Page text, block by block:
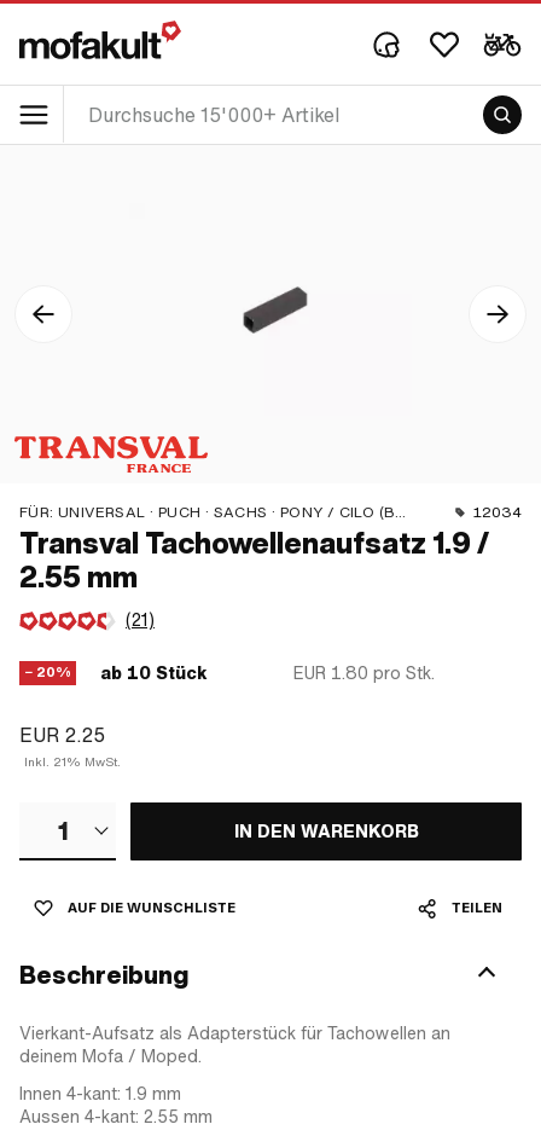
FÜR: UNIVERSAL · PUCH · SACHS · PONY / CILO (BETA 521 & 512) · PIAGGIO · ZÜNDAPP BELMONDO · SOLEX · TOMOS · BYE BIKE · ALPA CHOPPER / TURBO · CILO · DKW · FANTIC · GARELLI · HONDA · HERCULES · ILO / JLO · KREIDLER · MALAGUTI · MBK / MOTOBÉCANE · MIELE · SUZUKI · MONARK · PEUGEOT · VICTORIA · YAMAHA · ZÜNDAPP · FRANCO MORINI 12034
Transval Tachowellenaufsatz 1.9 /
2.55 mm
(21)
− 20% ab 10 Stück EUR 1.80 pro Stk.
EUR 2.25
Inkl. 21% MwSt.
1 IN DEN WARENKORB
AUF DIE WUNSCHLISTE TEILEN
Beschreibung
Vierkant-Aufsatz als Adapterstück für Tachowellen an
deinem Mofa / Moped.
Innen 4-kant: 1.9 mm
Aussen 4-kant: 2.55 mm